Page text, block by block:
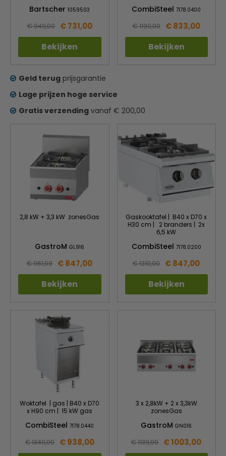
Bartscher1059503
€ 949,00 € 731,00
Bekijken
CombiSteel7178.0400
€ 1190,00 € 833,00
Bekijken
2,8 kW + 3,3 kW zonesGas
GastroMGL916
€ 961,99 € 847,00
Bekijken
Gaskooktafel | B40 x D70 x
H30 cm | 2 branders | 2x
6,5 kW
CombiSteel 7178.0200
€ 1210,00 € 847,00
Bekijken
Woktafel | gas | B40 x D70
x H90 cm | 15 kW gas
CombiSteel7178.0440
€ 1340,00 € 938,00
3 x 2,8kW + 2 x 3,3kW
zonesGas
GastroMGN016
€ 1139,99 € 1003,00
Geld terug prijsgarantie
Lage prijzen hoge service
Gratis verzending vanaf € 200,00